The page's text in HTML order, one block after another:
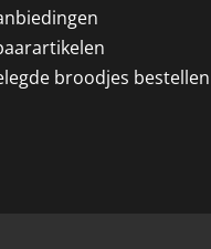
broodjes bestellen